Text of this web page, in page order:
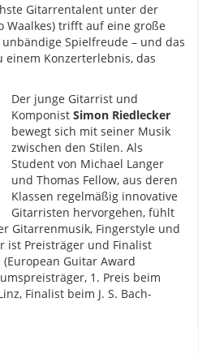
Gitarrentalent unter der
Waalkes) trifft auf eine große
Spielfreude – und das
einem Konzerterlebnis, das
Der junge Gitarrist und
Komponist Simon Riedlecker
bewegt sich mit seiner Musik
zwischen den Stilen. Als
Student von Michael Langer
und Thomas Fellow, aus deren
Klassen regelmäßig innovative
Gitarristen hervorgehen, fühlt
Gitarrenmusik, Fingerstyle und
ist Preisträger und Finalist
Guitar Award
1. Preis beim
Finalist beim J. S. Bach-